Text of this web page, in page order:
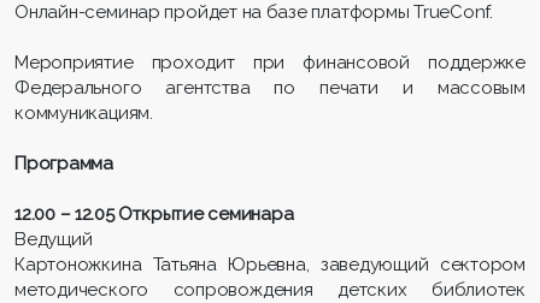
Онлайн-семинар пройдет на базе платформы TrueConf.
Мероприятие проходит при финансовой поддержке
Федерального агентства по печати и массовым
коммуникациям.
Программа
12.00 – 12.05 Открытие семинара
Ведущий
Картоножкина Татьяна Юрьевна, заведующий сектором
методического сопровождения детских библиотек